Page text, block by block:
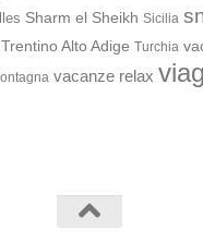
Sharm el Sheikh Sicilia
Trentino Alto Adige Turchia
vacanze relax